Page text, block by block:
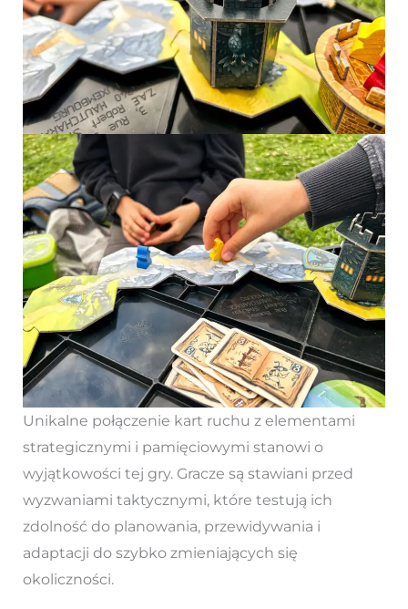
Unikalne połączenie kart ruchu z elementami
strategicznymi i pamięciowymi stanowi o
wyjątkowości tej gry. Gracze są stawiani przed
wyzwaniami taktycznymi, które testują ich
zdolność do planowania, przewidywania i
adaptacji do szybko zmieniających się
okoliczności.